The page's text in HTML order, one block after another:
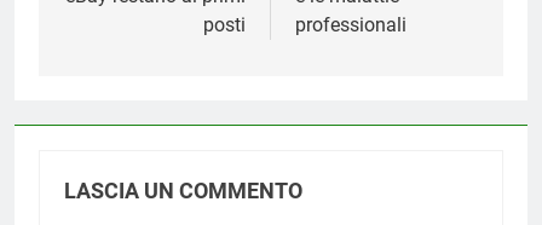
posti
professionali
LASCIA UN COMMENTO